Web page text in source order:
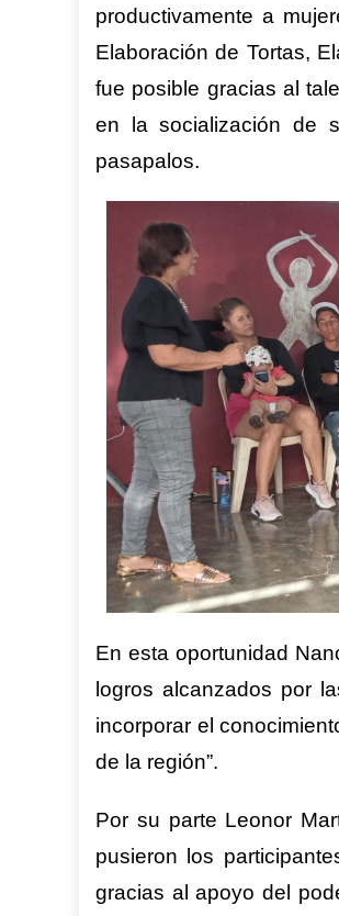
productivamente a
Elaboración de Tortas,
fue posible gracias al
en la socialización de
pasapalos.
En esta oportunidad
logros alcanzados por
incorporar el
de la región”.
Por su parte Leonor
pusieron los
gracias al apoyo del